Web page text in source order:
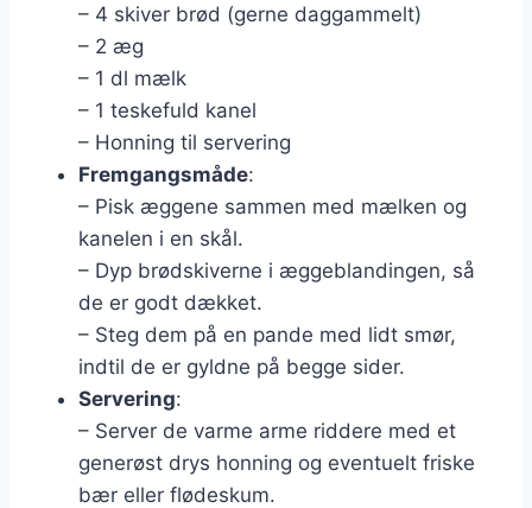
– 4 skiver brød (gerne daggammelt)
– 2 æg
– 1 dl mælk
– 1 teskefuld kanel
– Honning til servering
Fremgangsmåde:
– Pisk æggene sammen med mælken og
kanelen i en skål.
– Dyp brødskiverne i æggeblandingen, så
de er godt dækket.
– Steg dem på en pande med lidt smør,
indtil de er gyldne på begge sider.
Servering:
– Server de varme arme riddere med et
generøst drys honning og eventuelt friske
bær eller flødeskum.